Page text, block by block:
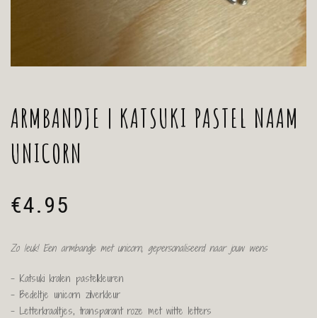
ARMBANDJE | KATSUKI PASTEL NAAM
UNICORN
€4.95
Zo leuk! Een armbandje met unicorn, gepersonaliseerd naar jouw wens
– Katsuki kralen pastelkleuren
– Bedeltje unicorn zilverkleur
– Letterkraaltjes, transparant roze met witte letters